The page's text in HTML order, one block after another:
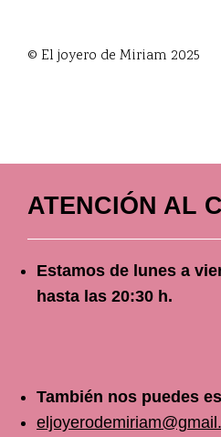
© El joyero de Miriam 2025
ATENCIÓN AL
Estamos de lunes a
hasta las 20:30 h.
También nos puedes